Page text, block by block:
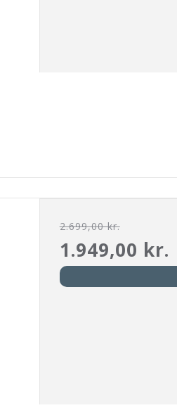
2.699,00 kr.
1.949,00 kr.